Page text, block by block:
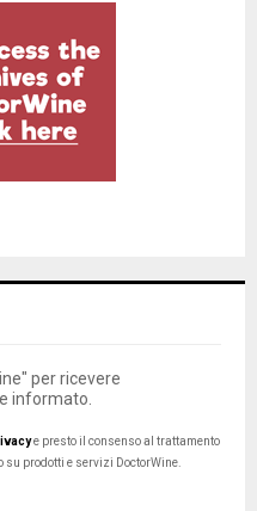
per ricevere
informato.
e presto il consenso al trattamento
prodotti e servizi DoctorWine.